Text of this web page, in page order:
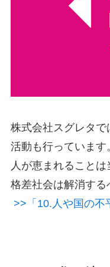
株式会社スグレタ
活動も行っていま
人が恵まれること
格差社会は解消す
>>「10.人や国の不